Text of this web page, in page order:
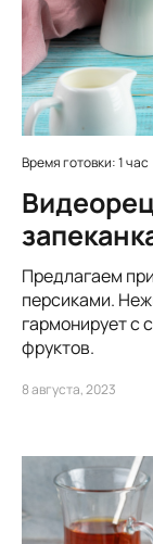
Время готовки: 1 час
Предлагаем
персиками.
гармонирует с
фруктов.
8 августа, 2023